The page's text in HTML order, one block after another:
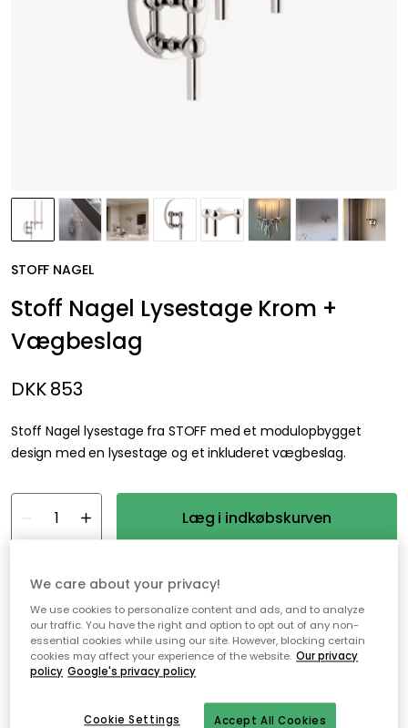
STOFF NAGEL
Stoff Nagel Lysestage Krom +
Vægbeslag
DKK 853
Stoff Nagel lysestage fra STOFF med et modulopbygget
design med en lysestage og et inkluderet vægbeslag.
Læg i indkøbskurven
Gratis forsendelse over 499,-*
Hurtige og fleksible leverancer
Nem checkout med MobilePay
We care about your privacy!
We use cookies to personalize content and ads, and to analyze
our traffic. You have the right and option to opt out of any non-
essential cookies while using our site. However, blocking certain
cookies may affect your experience of the website. Our privacy
policy Google's privacy policy
Accept All Cookies
Cookie Settings